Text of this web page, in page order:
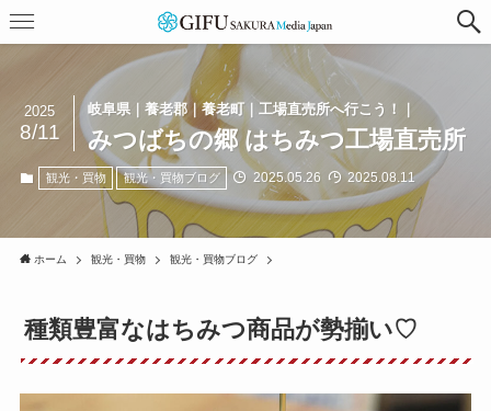
岐阜県｜養老郡｜養老町｜工場直売所へ行こう！｜
みつばちの郷 はちみつ工場直売所
2025
8/11
観光・買物 観光・買物ブログ 2025.05.26 2025.08.11
ホーム 観光・買物 観光・買物ブログ
種類豊富なはちみつ商品が勢揃い♡